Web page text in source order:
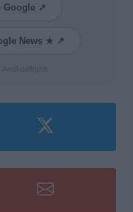
Google ↗
News ★ ↗